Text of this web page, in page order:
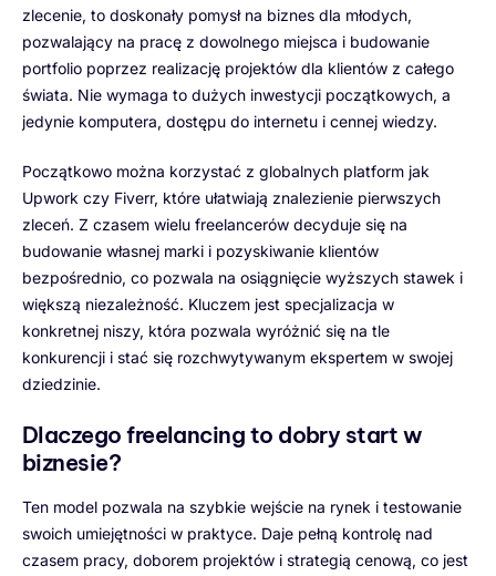
zlecenie, to doskonały pomysł na biznes dla młodych,
pozwalający na pracę z dowolnego miejsca i budowanie
portfolio poprzez realizację projektów dla klientów z całego
świata. Nie wymaga to dużych inwestycji początkowych, a
jedynie komputera, dostępu do internetu i cennej wiedzy.
Początkowo można korzystać z globalnych platform jak
Upwork czy Fiverr, które ułatwiają znalezienie pierwszych
zleceń. Z czasem wielu freelancerów decyduje się na
budowanie własnej marki i pozyskiwanie klientów
bezpośrednio, co pozwala na osiągnięcie wyższych stawek i
większą niezależność. Kluczem jest specjalizacja w
konkretnej niszy, która pozwala wyróżnić się na tle
konkurencji i stać się rozchwytywanym ekspertem w swojej
dziedzinie.
Dlaczego freelancing to dobry start w
biznesie?
Ten model pozwala na szybkie wejście na rynek i testowanie
swoich umiejętności w praktyce. Daje pełną kontrolę nad
czasem pracy, doborem projektów i strategią cenową, co jest